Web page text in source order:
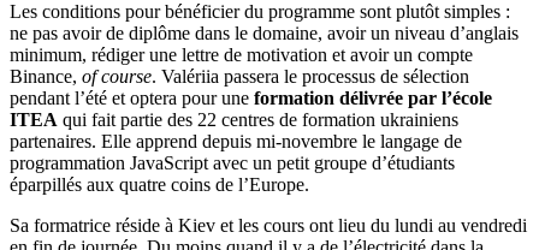
Les conditions pour bénéficier du programme sont plutôt simples :
ne pas avoir de diplôme dans le domaine, avoir un niveau d’anglais
minimum, rédiger une lettre de motivation et avoir un compte
Binance, of course. Valériia passera le processus de sélection
pendant l’été et optera pour une formation délivrée par l’école
ITEA qui fait partie des 22 centres de formation ukrainiens
partenaires. Elle apprend depuis mi-novembre le langage de
programmation JavaScript avec un petit groupe d’étudiants
éparpillés aux quatre coins de l’Europe.
Sa formatrice réside à Kiev et les cours ont lieu du lundi au vendredi